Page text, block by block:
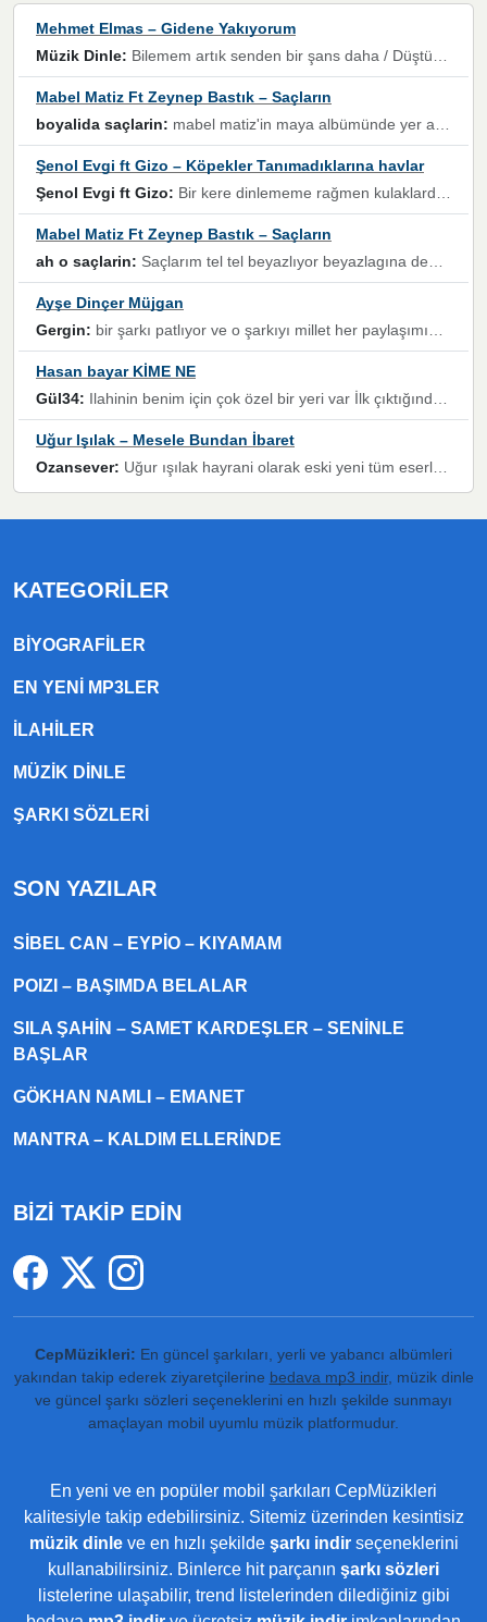
Mehmet Elmas – Gidene Yakıyorum
Müzik Dinle: Bilemem artık senden bir şans daha / Düştüğün zaman ben olmayacağım yanında” dizeleri, artık geçmişin tekrarına izin verilmeyeceğini, kişisel sınırların çizildiğini gösteriyor.
Mabel Matiz Ft Zeynep Bastık – Saçların
boyalida saçlarin: mabel matiz'in maya albümünde yer alan güzellerden. parça da şarkı hani! müzikal altyapısına vurulduğum, sözlerinde kaybolduğum bir parça olmuş.
Şenol Evgi ft Gizo – Köpekler Tanımadıklarına havlar
Şenol Evgi ft Gizo: Bir kere dinlememe rağmen kulaklardan gitmiyor sen sen sen sen kurban ol sen sen sen sen hayran ol yükses ses müzik dinleme sebebisiniz canlar bomba gibi patladınız maşallah
Mabel Matiz Ft Zeynep Bastık – Saçların
ah o saçlarin: Saçlarım tel tel beyazlıyor beyazlagına degil yanımda sen yoksun ona üzülüyorum günler bir bir geçiyor geçen günlere değil sensiz geçen günlere darılıyorum,Dinledikce asla kavusamayacagim ama asla unutamicagim sevdiğim adam için yanar içim
Ayşe Dinçer Müjgan
Gergin: bir şarkı patlıyor ve o şarkıyı millet her paylaşımın altına koyuyor ve öyle bir durum hal alıyor ki şarkıyı dinlemeden şarkıdan bikıyorsun Ama bu enteresan bir şekilde dillere dolanıyor millet olarak seviyoruz dertlerle boğuşurken bir yandan da göbek atmayi))) diyeceklerim bu kadar güzel hoş bir sayfa emeğinize sağlık arkadaşlar kolay gelsin
Hasan bayar KİME NE
Gül34: Ilahinin benim için çok özel bir yeri var İlk çıktığında komşum ne kadar yüksek sesle dinliyorsa orada duymuştum ve YouTube'dan aratıp Bu ilahiyi bulmuştum ve sonra müdavimi oldum günlük Ben de 3-5 kere dinleyip ezberleyip artık ilahiye bende eşlik ediyorum yüksek sesle Allah razı olsun hizmet nimettir Rabbim sizin zahmetlerinize de hayırlı nimetler versin Selam ve dua ile Allah'a emanet olun
Uğur Işılak – Mesele Bundan İbaret
Ozansever: Uğur ışılak hayrani olarak eski yeni tüm eserlerini keyifle huzurla dinleyenlerden birisiyim, emeğine saygı duyan gönül veren bunu en güzel şekilde sevenlerine ulaştıran siz değerli sayfa yöneticilerine de teşekkür ederim
KATEGORILER
BIYOGRAFILER
EN YENI MP3LER
ILAHILER
MÜZIK DINLE
ŞARKI SÖZLERI
SON YAZILAR
SIBEL CAN – EYPIO – KIYAMAM
POIZI – BAŞIMDA BELALAR
SILA ŞAHIN – SAMET KARDEŞLER – SENINLE
BAŞLAR
GÖKHAN NAMLI – EMANET
MANTRA – KALDIM ELLERINDE
BİZİ TAKİP EDİN
CepMüzikleri: En güncel şarkıları, yerli ve yabancı albümleri
yakından takip ederek ziyaretçilerine bedava mp3 indir, müzik dinle
ve güncel şarkı sözleri seçeneklerini en hızlı şekilde sunmayı
amaçlayan mobil uyumlu müzik platformudur.
En yeni ve en popüler mobil şarkıları CepMüzikleri
kalitesiyle takip edebilirsiniz. Sitemiz üzerinden kesintisiz
müzik dinleve en hızlı şekilde şarkı indirseçeneklerini
kullanabilirsiniz. Binlerce hit parçanın şarkı sözleri
listelerine ulaşabilir, trend listelerinden dilediğiniz gibi